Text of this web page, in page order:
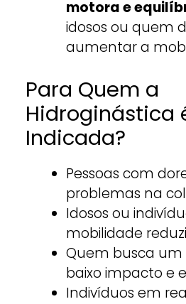
motora e
idosos ou quem
aumentar a
Para Quem a
Hidroginástica
Indicada?
Pessoas com
problemas na
Idosos ou
mobilidade
Quem busca um
baixo impacto e
Indivíduos em